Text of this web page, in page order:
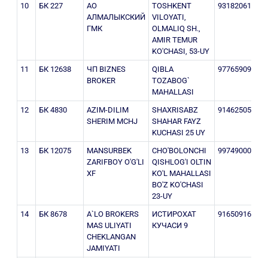
10 БК 227
АО
АЛМАЛЫКСКИЙ
ГМК
TOSHKENT
VILOYATI,
OLMALIQ SH.,
AMIR TEMUR
KO'CHASI, 53-UY
931820612
11 БК 12638
ЧП BIZNES
BROKER
QIBLA
TOZABOG`
MAHALLASI
977659097
12 БК 4830
AZIM-DILIM
SHERIM MCHJ
SHAXRISABZ
SHAHAR FAYZ
KUCHASI 25 UY
914625055
13 БК 12075
MANSURBEK
ZARIFBOY O'G'LI
XF
CHO'BOLONCHI
QISHLOG'I OLTIN
KO'L MAHALLASI
BO'Z KO'CHASI
23-UY
997490005
14 БК 8678
A`LO BROKERS
MAS ULIYATI
CHEKLANGAN
JAMIYATI
ИСТИРОХАТ
КУЧАСИ 9
916509169